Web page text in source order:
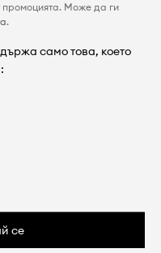
промоцията. Може да ги
.
само това, което
се